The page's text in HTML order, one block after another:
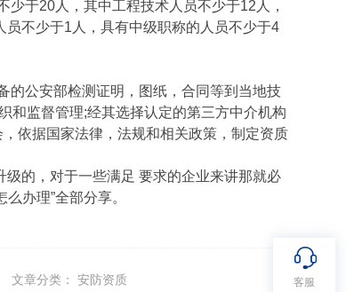
少于20人，其中工程技术人员不少于12人，
不少于1人，具有中级职称的人员不少于4
公安部检测证明，图纸，合同等到当地技
和监督管理;经其选择认定的第三方中介机构
依据国家法律，法规和相关政策，制定资质
级的，对于一些满足 要求的企业来讲那就必
办理”全部分享。
文章分类： 安防资质
客服